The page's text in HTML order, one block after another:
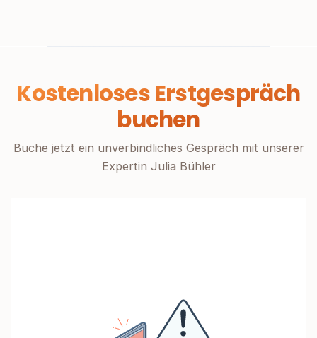
Kostenloses Erstgespräch
buchen
Buche jetzt ein unverbindliches Gespräch mit unserer
Expertin Julia Bühler